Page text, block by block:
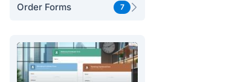
Order Forms 7